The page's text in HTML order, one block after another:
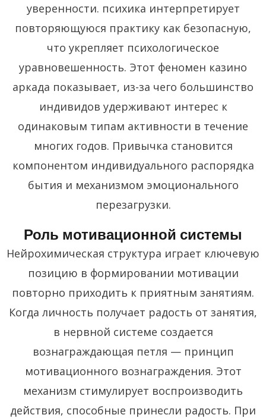
уверенности. психика интерпретирует
повторяющуюся практику как безопасную,
что укрепляет психологическое
уравновешенность. Этот феномен казино
аркада показывает, из-за чего большинство
индивидов удерживают интерес к
одинаковым типам активности в течение
многих годов. Привычка становится
компонентом индивидуального распорядка
бытия и механизмом эмоционального
перезагрузки.
Роль мотивационной системы
Нейрохимическая структура играет ключевую
позицию в формировании мотивации
повторно приходить к приятным занятиям.
Когда личность получает радость от занятия,
в нервной системе создается
вознаграждающая петля — принцип
мотивационного вознаграждения. Этот
механизм стимулирует воспроизводить
действия, способные принесли радость. При